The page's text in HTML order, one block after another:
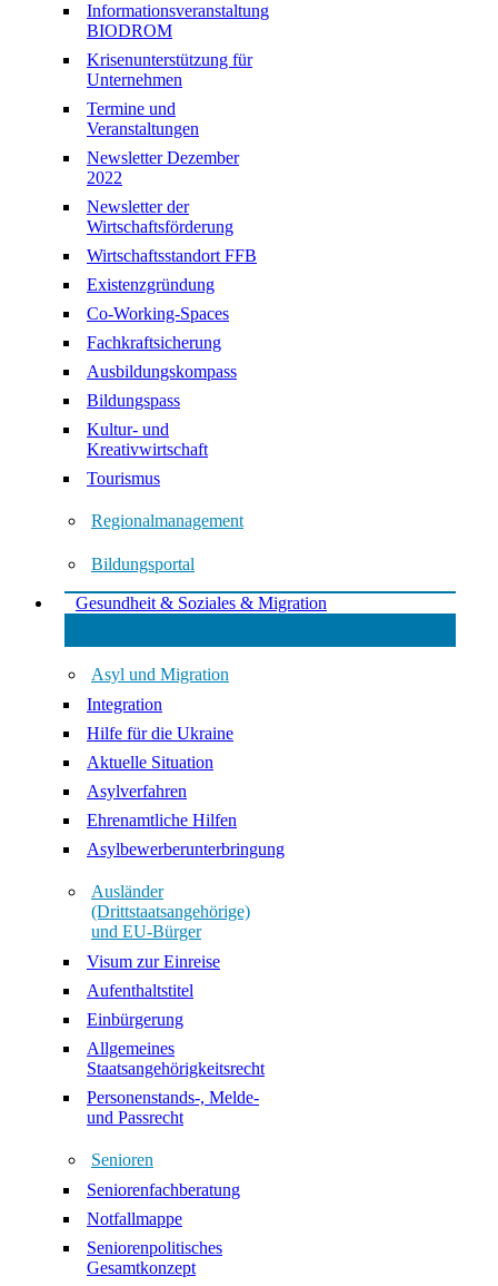
Informationsveranstaltung
BIODROM
Krisenunterstützung für
Unternehmen
Termine und
Veranstaltungen
Newsletter Dezember
2022
Newsletter der
Wirtschaftsförderung
Wirtschaftsstandort FFB
Existenzgründung
Co-Working-Spaces
Fachkraftsicherung
Ausbildungskompass
Bildungspass
Kultur- und
Kreativwirtschaft
Tourismus
Regionalmanagement
Bildungsportal
Gesundheit & Soziales & Migration
Asyl und Migration
Integration
Hilfe für die Ukraine
Aktuelle Situation
Asylverfahren
Ehrenamtliche Hilfen
Asylbewerberunterbringung
Ausländer
(Drittstaatsangehörige)
und EU-Bürger
Visum zur Einreise
Aufenthaltstitel
Einbürgerung
Allgemeines
Staatsangehörigkeitsrecht
Personenstands-, Melde-
und Passrecht
Senioren
Seniorenfachberatung
Notfallmappe
Seniorenpolitisches
Gesamtkonzept